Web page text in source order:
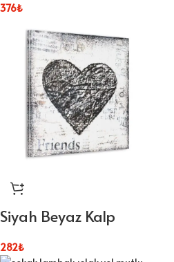
376₺
Siyah Beyaz Kalp
282₺